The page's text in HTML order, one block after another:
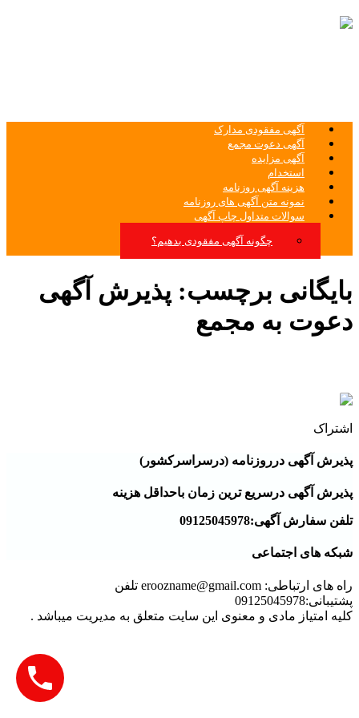
آگهی مفقودی مدارک
آگهی دعوت مجمع
آگهی مزایده
استخدام
هزینه آگهی روزنامه
نمونه متن آگهی های روزنامه
سوالات متداول چاپ آگهی
چگونه آگهی مفقودی بدهیم؟
بایگانی برچسب: پذیرش آگهی
دعوت به مجمع
اشتراک
پذیرش آگهی درروزنامه (درسراسرکشور)
پذیرش آگهی درسریع ترین زمان باحداقل هزینه
تلفن سفارش آگهی:09125045978
شبکه های اجتماعی
راه های ارتباطی: eroozname@gmail.com تلفن
پشتیبانی:09125045978
کلیه امتیاز مادی و معنوی این سایت متعلق به مدیریت میباشد .